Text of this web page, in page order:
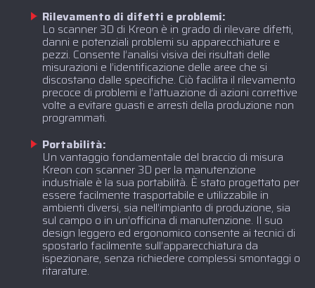
Rilevamento di difetti e problemi:
Lo scanner 3D di Kreon è in grado di rilevare difetti,
danni e potenziali problemi su apparecchiature e
pezzi. Consente l’analisi visiva dei risultati delle
misurazioni e l’identificazione delle aree che si
discostano dalle specifiche. Ciò facilita il rilevamento
precoce di problemi e l’attuazione di azioni correttive
volte a evitare guasti e arresti della produzione non
programmati.
Portabilità:
Un vantaggio fondamentale del braccio di misura
Kreon con scanner 3D per la manutenzione
industriale è la sua portabilità. È stato progettato per
essere facilmente trasportabile e utilizzabile in
ambienti diversi, sia nell’impianto di produzione, sia
sul campo o in un’officina di manutenzione. Il suo
design leggero ed ergonomico consente ai tecnici di
spostarlo facilmente sull’apparecchiatura da
ispezionare, senza richiedere complessi smontaggi o
ritarature.